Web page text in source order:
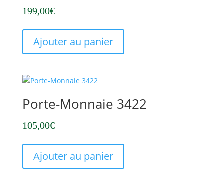
199,00€
Ajouter au panier
Porte-Monnaie 3422
105,00€
Ajouter au panier